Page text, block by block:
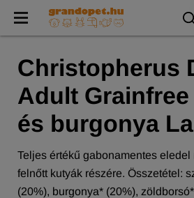
Christopherus
Adult
és burgonya
Teljes értékű gabonamentes eledel
felnőtt kutyák részére. Összetétel:
(20%), burgonya* (20%),